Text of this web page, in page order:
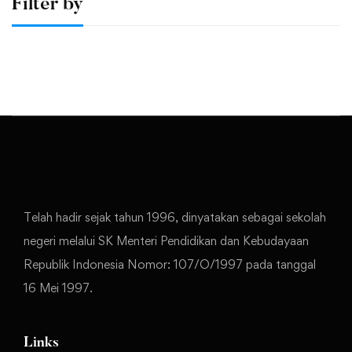
Filter by
Telah hadir sejak tahun 1996, dinyatakan sebagai sekolah
negeri melalui SK Menteri Pendidikan dan Kebudayaan
Republik Indonesia Nomor: 107/O/1997 pada tanggal
16 Mei 1997.
Links